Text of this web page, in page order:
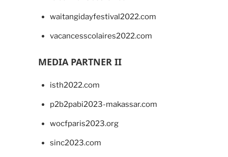
waitangidayfestival2022.com
vacancesscolaires2022.com
MEDIA PARTNER II
isth2022.com
p2b2pabi2023-makassar.com
wocfparis2023.org
sinc2023.com